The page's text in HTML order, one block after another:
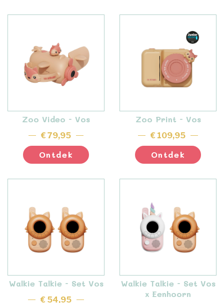
Zoo Video - Vos
€ 79,95
Ontdek
Zoo Print - Vos
€ 109,95
Ontdek
Walkie Talkie - Set Vos
€ 54,95
Walkie Talkie - Set Vos
x Eenhoorn